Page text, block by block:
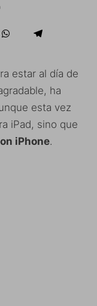
estar al día de
ha
esta vez
iPad, sino que
iPhone.